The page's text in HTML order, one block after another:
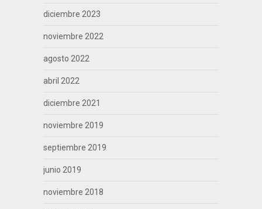
diciembre 2023
noviembre 2022
agosto 2022
abril 2022
diciembre 2021
noviembre 2019
septiembre 2019
junio 2019
noviembre 2018